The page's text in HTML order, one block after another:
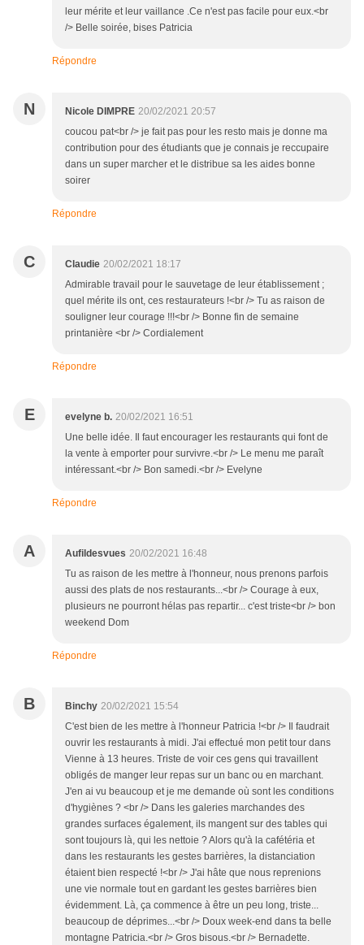
leur mérite et leur vaillance .Ce n'est pas facile pour eux.<br
/> Belle soirée, bises Patricia
Répondre
N Nicole DIMPRE 20/02/2021 20:57
coucou pat<br /> je fait pas pour les resto mais je donne ma
contribution pour des étudiants que je connais je reccupaire
dans un super marcher et le distribue sa les aides bonne
soirer
Répondre
C Claudie 20/02/2021 18:17
Admirable travail pour le sauvetage de leur établissement ;
quel mérite ils ont, ces restaurateurs !<br /> Tu as raison de
souligner leur courage !!!<br /> Bonne fin de semaine
printanière <br /> Cordialement
Répondre
E evelyne b. 20/02/2021 16:51
Une belle idée. Il faut encourager les restaurants qui font de
la vente à emporter pour survivre.<br /> Le menu me paraît
intéressant.<br /> Bon samedi.<br /> Evelyne
Répondre
A Aufildesvues 20/02/2021 16:48
Tu as raison de les mettre à l'honneur, nous prenons parfois
aussi des plats de nos restaurants...<br /> Courage à eux,
plusieurs ne pourront hélas pas repartir... c'est triste<br /> bon
weekend Dom
Répondre
B Binchy 20/02/2021 15:54
C'est bien de les mettre à l'honneur Patricia !<br /> Il faudrait
ouvrir les restaurants à midi. J'ai effectué mon petit tour dans
Vienne à 13 heures. Triste de voir ces gens qui travaillent
obligés de manger leur repas sur un banc ou en marchant.
J'en ai vu beaucoup et je me demande où sont les conditions
d'hygiènes ? <br /> Dans les galeries marchandes des
grandes surfaces également, ils mangent sur des tables qui
sont toujours là, qui les nettoie ? Alors qu'à la cafétéria et
dans les restaurants les gestes barrières, la distanciation
étaient bien respecté !<br /> J'ai hâte que nous reprenions
une vie normale tout en gardant les gestes barrières bien
évidemment. Là, ça commence à être un peu long, triste...
beaucoup de déprimes...<br /> Doux week-end dans ta belle
montagne Patricia.<br /> Gros bisous.<br /> Bernadette.